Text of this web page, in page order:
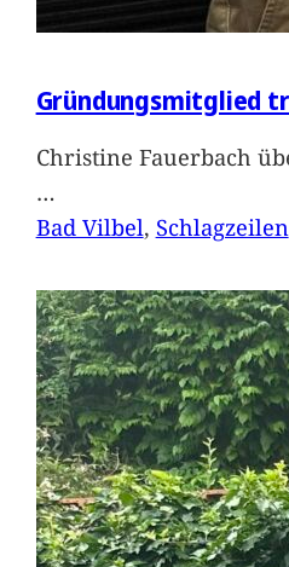
Gründungsmitglied
Christine Fauerbach
…
Bad Vilbel, Schlagzeilen